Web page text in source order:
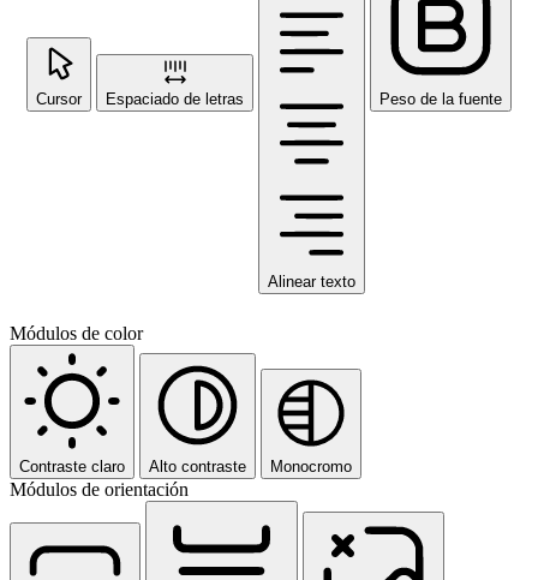
Cursor Espaciado de letras
Alinear texto
Peso de la fuente
Módulos de color
Contraste claro Alto contraste Monocromo
Módulos de orientación